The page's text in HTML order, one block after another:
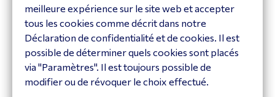
Vivolink Pro HDMI-
kabel 10m
PROHDMIHD10
Voir le produit
meilleure expérience sur le site web et accepter
tous les cookies comme décrit dans notre
Déclaration de confidentialité et de cookies. Il est
possible de déterminer quels cookies sont placés
via "Paramètres". Il est toujours possible de
modifier ou de révoquer le choix effectué.